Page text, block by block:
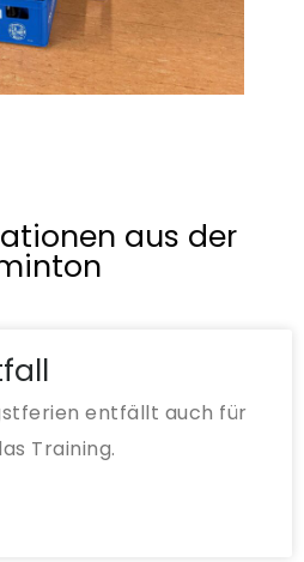
aus der
entfällt auch für
Training.